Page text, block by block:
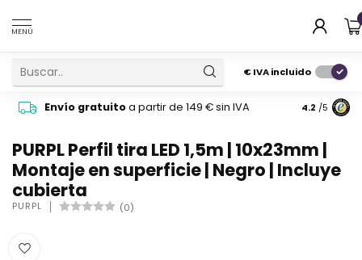
MENÚ
€IVA incluido
Envío gratuitoa partir de 149 € sin IVA Pide
4.2 /5
PURPL Perfil tira LED 1,5m | 10x23mm |
Montaje en superficie | Negro | Incluye
cubierta
PURPL (0)